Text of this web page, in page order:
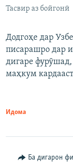
Тасвир аз бойгонӣ
Додгоҳе дар
писарашро дар
дигаре
маҳкум
Идома
Ба дигарон